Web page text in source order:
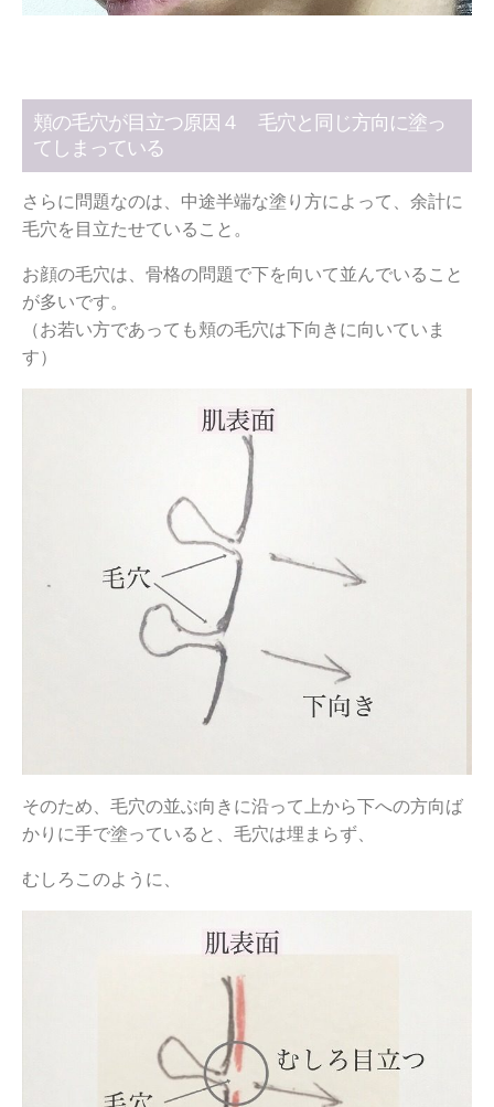
頬の毛穴が目立つ原因４ 毛穴と同じ方向に塗っ
てしまっている
さらに問題なのは、中途半端な塗り方によって、余計に
毛穴を目立たせていること。
お顔の毛穴は、骨格の問題で下を向いて並んでいること
が多いです。
（お若い方であっても頬の毛穴は下向きに向いていま
す）
そのため、毛穴の並ぶ向きに沿って上から下への方向ば
かりに手で塗っていると、毛穴は埋まらず、
むしろこのように、